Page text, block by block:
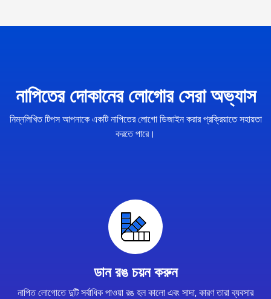
নাপিতের দোকানের লোগোর সেরা অভ্যাস
নিম্নলিখিত টিপস আপনাকে একটি নাপিতের লোগো ডিজাইন করার প্রক্রিয়াতে সহায়তা
করতে পারে।
ডান রঙ চয়ন করুন
নাপিত লোগোতে দুটি সর্বাধিক পাওয়া রঙ হল কালো এবং সাদা, কারণ তারা ব্যবসার